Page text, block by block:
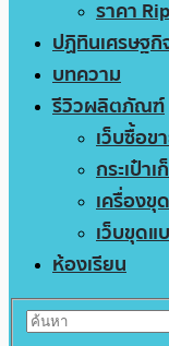
ราคา
ปฏิทินเศรษฐกิ
บทความ
รีวิวผลิตภัณฑ์
เว็บซื้อข
กระเป๋า
เครื่องขุด
เว็บขุดแ
ห้องเรียน